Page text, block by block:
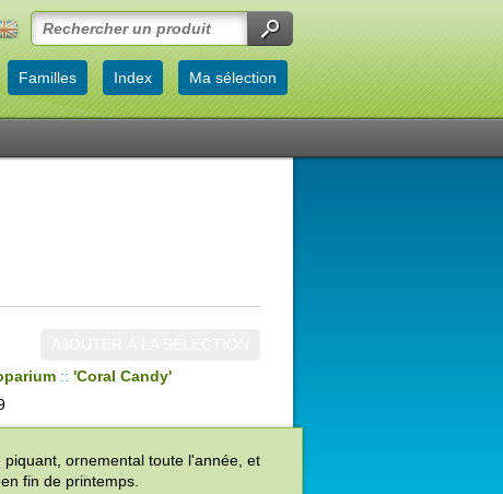
Familles Index Ma sélection
:: 'Coral Candy'
ornemental toute l'année, et
fin de printemps.